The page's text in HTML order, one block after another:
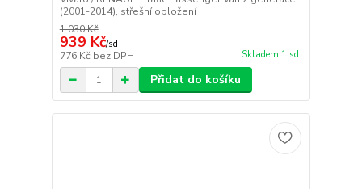
(2001-2014), střešní obložení
1 030 Kč
939 Kč/sd
776 Kč bez DPH Skladem 1 sd
Přidat do košíku